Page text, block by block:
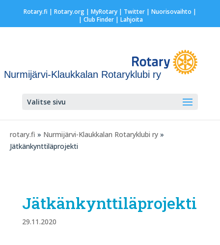
Rotary.fi | Rotary.org| MyRotary| Twitter| Nuorisovaihto |
| Club Finder| Lahjoita
Nurmijärvi-Klaukkalan Rotaryklubi ry
Valitse sivu
rotary.fi » Nurmijärvi-Klaukkalan Rotaryklubi ry »
Jätkänkynttiläprojekti
Jätkänkynttiläprojekti
29.11.2020